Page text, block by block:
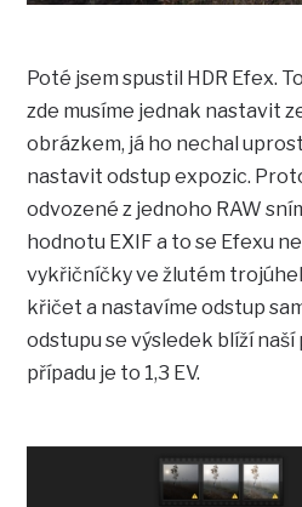
Poté jsem spustil HDR Efex.
zde musíme jednak nastavit
obrázkem, já ho nechal
nastavit odstup expozic.
odvozené z jednoho RAW
hodnotu EXIF a to se Efexu
vykřičníčky ve žlutém
křičet a nastavíme odstup
odstupu se výsledek blíží
případu je to 1,3 EV.